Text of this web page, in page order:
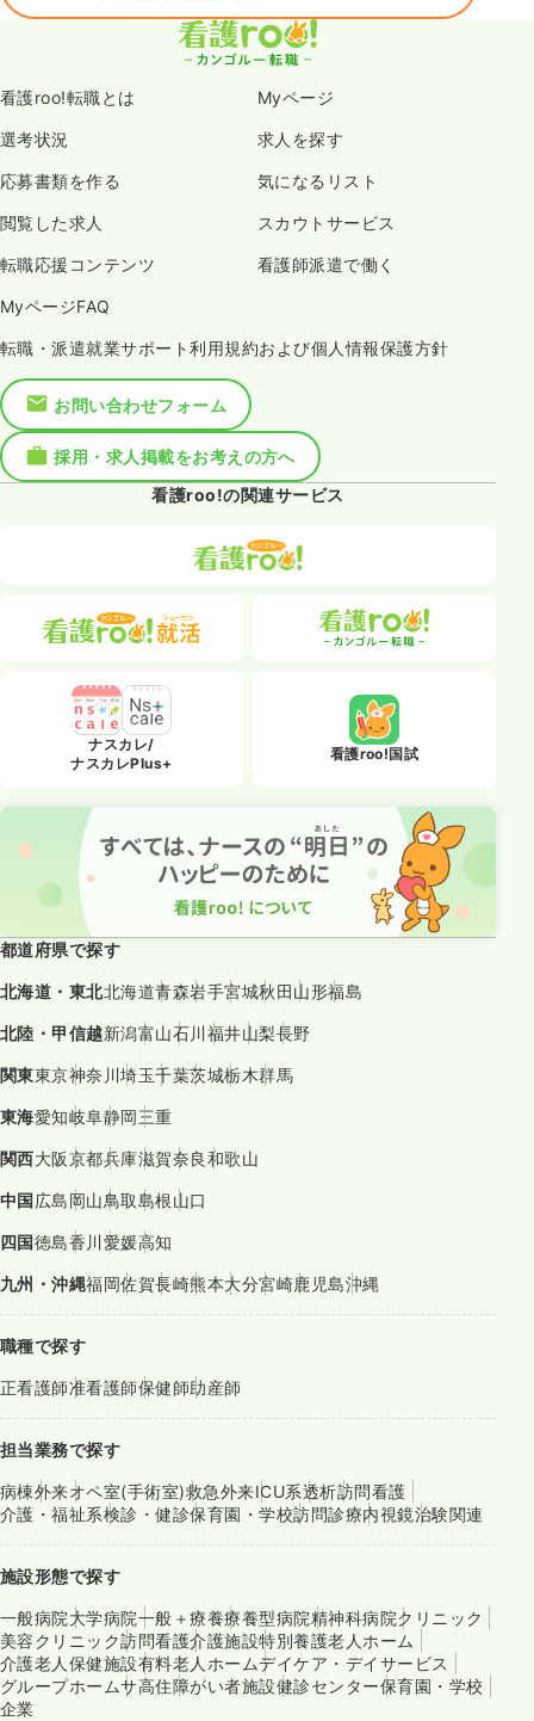
看護roo!転職とは Myページ
選考状況 求人を探す
応募書類を作る 気になるリスト
閲覧した求人 スカウトサービス
転職応援コンテンツ 看護師派遣で働く
MyページFAQ
転職・派遣就業サポート利用規約および個人情報保護方針
お問い合わせフォーム
採用・求人掲載をお考えの方へ
看護roo!の関連サービス
ナスカレ/
ナスカレPlus+
看護roo!国試
都道府県で探す
北海道・東北北海道青森岩手宮城秋田山形福島
北陸・甲信越新潟富山石川福井山梨長野
関東東京神奈川埼玉千葉茨城栃木群馬
東海愛知岐阜静岡三重
関西大阪京都兵庫滋賀奈良和歌山
中国広島岡山鳥取島根山口
四国徳島香川愛媛高知
九州・沖縄福岡佐賀長崎熊本大分宮崎鹿児島沖縄
職種で探す
正看護師准看護師保健師助産師
担当業務で探す
病棟外来オペ室(手術室)救急外来ICU系透析訪問看護
介護・福祉系検診・健診保育園・学校訪問診療内視鏡治験関連
施設形態で探す
一般病院大学病院一般＋療養療養型病院精神科病院クリニック
美容クリニック訪問看護介護施設特別養護老人ホーム
介護老人保健施設有料老人ホームデイケア・デイサービス
グループホームサ高住障がい者施設健診センター保育園・学校
企業